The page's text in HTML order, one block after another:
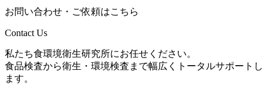
お問い合わせ・ご依頼はこちら
Contact Us
私たち食環境衛生研究所にお任せください。
食品検査から衛生・環境検査まで幅広くトータルサポートし
ます。